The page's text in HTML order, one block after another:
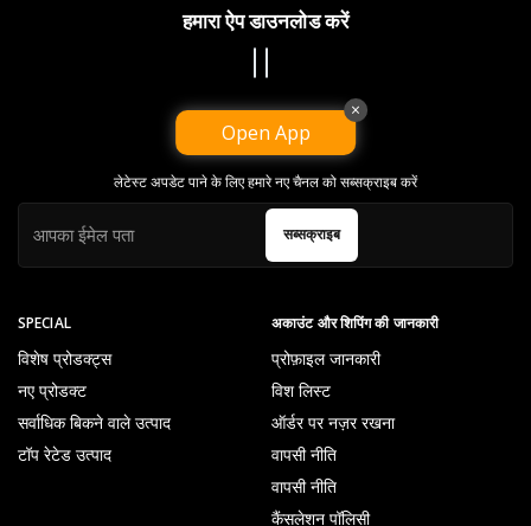
हमारा ऐप डाउनलोड करें
SPECIAL
विशेष प्रोडक्ट्स
नए प्रोडक्ट
सर्वाधिक बिकने वाले उत्पाद
टॉप रेटेड उत्पाद
अकाउंट और शिपिंग की जानकारी
प्रोफ़ाइल जानकारी
विश लिस्ट
ऑर्डर पर नज़र रखना
वापसी नीति
वापसी नीति
कैंसलेशन पॉलिसी
NEWSLETTER
लेटेस्ट अपडेट पाने के लिए हमारे नए चैनल को सब्सक्राइब करें
सब्सक्राइब
Open App
×